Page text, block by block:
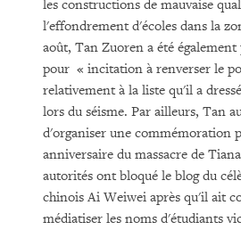
les constructions de mauvaise
l'effondrement d'écoles dans la
août, Tan Zuoren a été
pour « incitation à renverser le
relativement à la liste qu'il a
lors du séisme. Par ailleurs, Tan
d'organiser une commémoration
anniversaire du massacre de
autorités ont bloqué le blog du
chinois Ai Weiwei après qu'il ait
médiatiser les noms d'étudiants